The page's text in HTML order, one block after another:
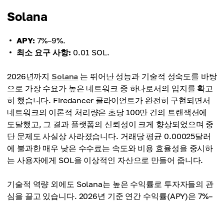
Solana
APY: 7%–9%.
최소 요구 사항: 0.01 SOL.
2026년까지Solana 는 뛰어난 성능과 기술적 성숙도를 바탕
으로 가장 수요가 높은 네트워크 중 하나로서의 입지를 확고
히 했습니다. Firedancer 클라이언트가 완전히 구현되면서
네트워크의 이론적 처리량은 초당 100만 건의 트랜잭션에
도달했고, 그 결과 플랫폼의 신뢰성이 크게 향상되었으며 중
단 문제도 사실상 사라졌습니다. 거래당 평균 0.00025달러
에 불과한 매우 낮은 수수료는 속도와 비용 효율성을 중시하
는 사용자에게 SOL을 이상적인 자산으로 만들어 줍니다.
기술적 역량 외에도 Solana는 높은 수익률로 투자자들의 관
심을 끌고 있습니다. 2026년 기준 연간 수익률(APY)은 7%–